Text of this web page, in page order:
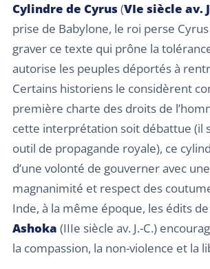
Cylindre de Cyrus (VIe siècle av.
prise de Babylone, le roi perse
graver ce texte qui prône la
autorise les peuples déportés à
Certains historiens le considèrent
première charte des droits de
cette interprétation soit débattue (il
outil de propagande royale), ce
d’une volonté de gouverner avec
magnanimité et respect des
Inde, à la même époque, les édits
Ashoka (IIIe siècle av. J.-C.)
la compassion, la non-violence et la